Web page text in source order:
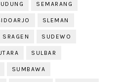
SEMARANG
SLEMAN
SRAGEN SUDEWO
SULBAR
SUMBAWA